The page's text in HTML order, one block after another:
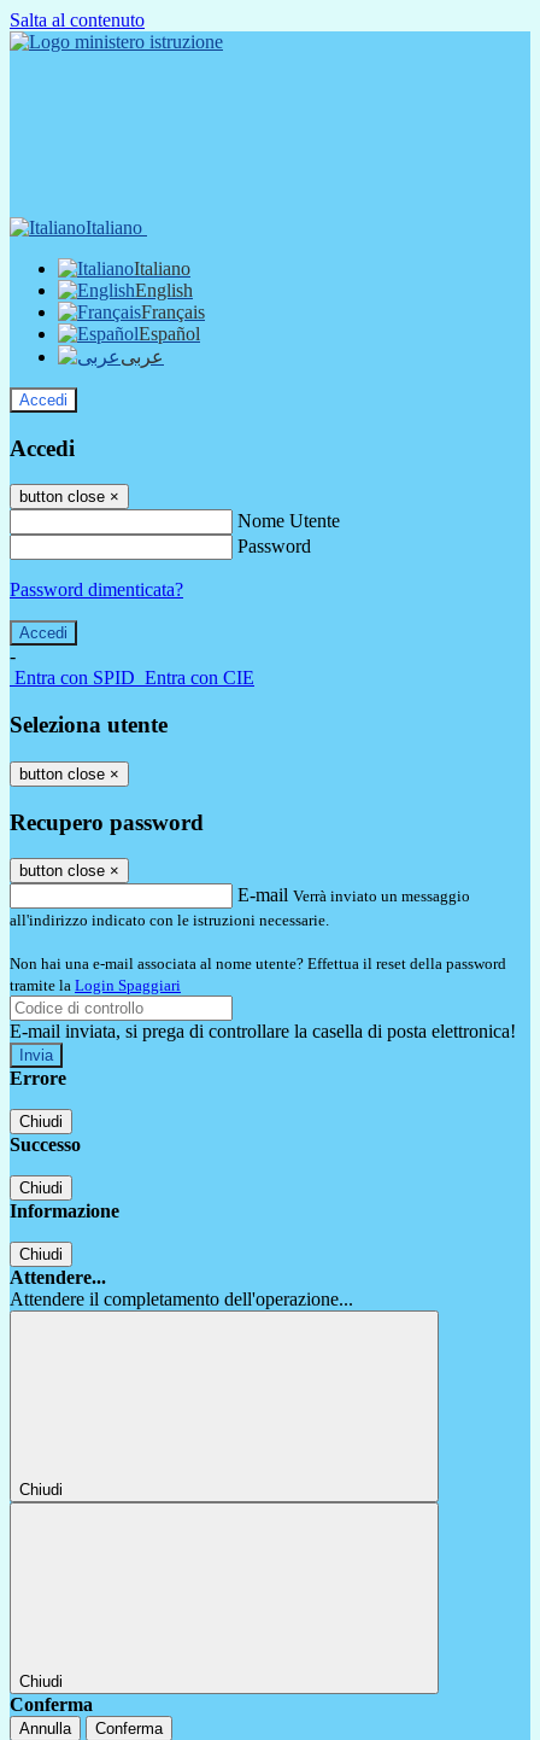
Salta al contenuto
Italiano
Italiano
English
Français
Español
عربى
Accedi
Accedi
button close ×
Nome Utente
Password
Password dimenticata?
-
Entra con SPID Entra con CIE
Seleziona utente
button close ×
Recupero password
button close ×
E-mail Verrà inviato un messaggio
all'indirizzo indicato con le istruzioni necessarie.
Non hai una e-mail associata al nome utente? Effettua il reset della password
tramite la Login Spaggiari
E-mail inviata, si prega di controllare la casella di posta elettronica!
Errore
Chiudi
Successo
Chiudi
Informazione
Chiudi
Attendere...
Attendere il completamento dell'operazione...
Chiudi
Chiudi
Conferma
Annulla Conferma